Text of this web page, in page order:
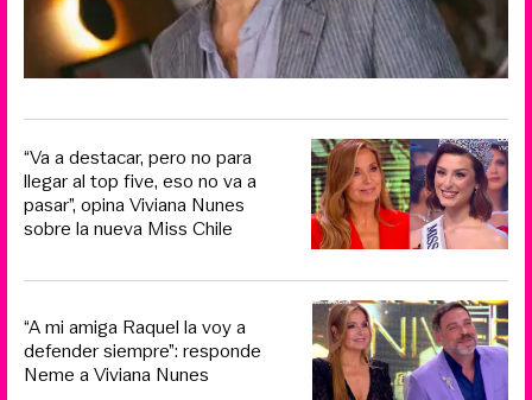
“Va a destacar, pero no para
llegar al top five, eso no va a
pasar”, opina Viviana Nunes
sobre la nueva Miss Chile
“A mi amiga Raquel la voy a
defender siempre”: responde
Neme a Viviana Nunes